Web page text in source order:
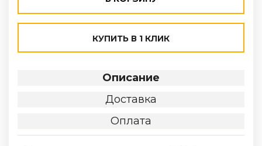
КУПИТЬ В 1 КЛИК
Описание
Доставка
Оплата